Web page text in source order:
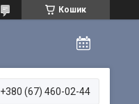
Кошик
+380 (67) 460-02-44